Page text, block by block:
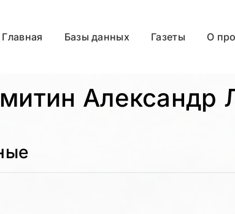
Главная Базы данных Газеты О
Александр